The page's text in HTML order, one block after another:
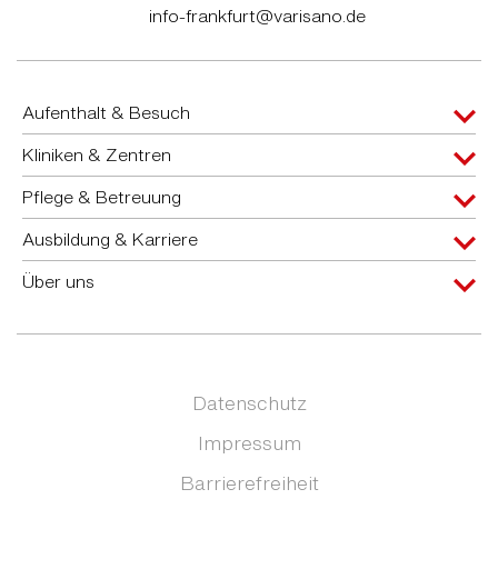
info-frankfurt@varisano.de
Aufenthalt & Besuch
Kliniken & Zentren
Pflege & Betreuung
Ausbildung & Karriere
Über uns
Datenschutz
Impressum
Barrierefreiheit